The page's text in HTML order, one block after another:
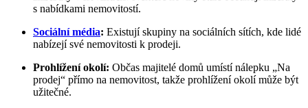
s nabídkami nemovitostí.
Sociální média: Existují skupiny na sociálních sítích, kde lidé
nabízejí své nemovitosti k prodeji.
Prohlížení okolí: Občas majitelé domů umístí nálepku „Na
prodej“ přímo na nemovitost, takže prohlížení okolí může být
užitečné.